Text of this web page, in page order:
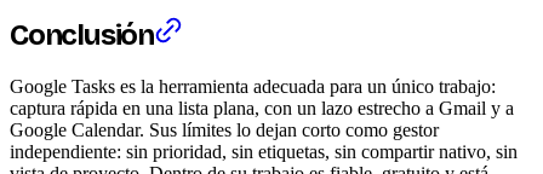
Conclusión
Google Tasks es la herramienta adecuada para un único trabajo:
captura rápida en una lista plana, con un lazo estrecho a Gmail y a
Google Calendar. Sus límites lo dejan corto como gestor
independiente: sin prioridad, sin etiquetas, sin compartir nativo, sin